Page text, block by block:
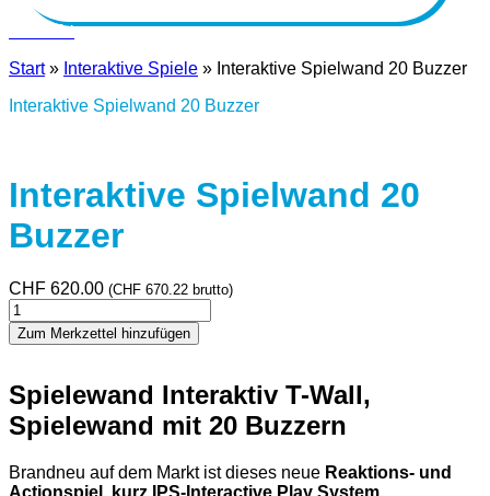
Kontakt
Start» Interaktive Spiele » Interaktive Spielwand 20 Buzzer
Interaktive Spielwand 20 Buzzer
Interaktive Spielwand 20
Buzzer
CHF 620.00 (CHF 670.22 brutto)
Interaktive
Spielwand
20
Menge
Zum Merkzettel hinzufügen
Spielewand Interaktiv T-Wall,
Spielewand mit 20 Buzzern
Brandneu auf dem Markt ist dieses neue Reaktions- und